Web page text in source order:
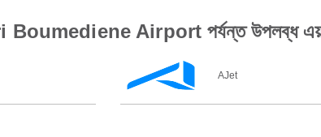
Boumediene Airport পর্যন্ত উপলব্ধ
AJet